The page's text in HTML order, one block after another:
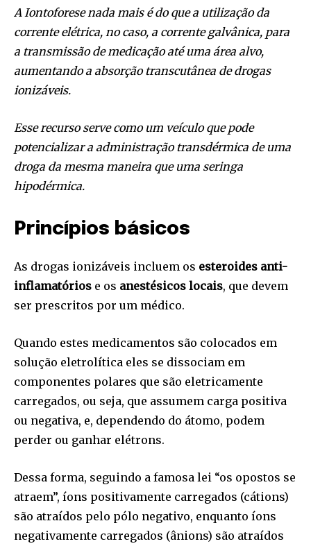
A Iontoforese nada mais é do que a utilização da
corrente elétrica, no caso, a corrente galvânica, para
a transmissão de medicação até uma área alvo,
aumentando a absorção transcutânea de drogas
ionizáveis.
Esse recurso serve como um veículo que pode
potencializar a administração transdérmica de uma
droga da mesma maneira que uma seringa
hipodérmica.
Princípios básicos
As drogas ionizáveis incluem os esteroides anti-
inflamatórios e os anestésicos locais, que devem
ser prescritos por um médico.
Quando estes medicamentos são colocados em
solução eletrolítica eles se dissociam em
componentes polares que são eletricamente
carregados, ou seja, que assumem carga positiva
ou negativa, e, dependendo do átomo, podem
perder ou ganhar elétrons.
Dessa forma, seguindo a famosa lei “os opostos se
atraem”, íons positivamente carregados (cátions)
são atraídos pelo pólo negativo, enquanto íons
negativamente carregados (ânions) são atraídos